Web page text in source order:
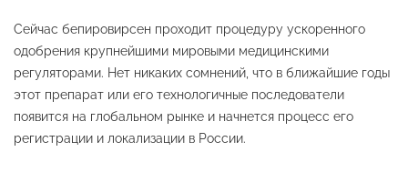
Сейчас бепировирсен проходит процедуру ускоренного
одобрения крупнейшими мировыми медицинскими
регуляторами. Нет никаких сомнений, что в ближайшие годы
этот препарат или его технологичные последователи
появится на глобальном рынке и начнется процесс его
регистрации и локализации в России.